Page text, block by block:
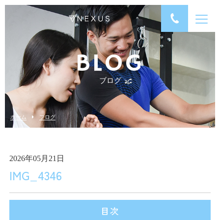
BLOG
ブログ
ホーム ブログ
2026年05月21日
IMG_4346
目次